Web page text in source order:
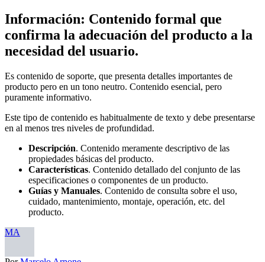
Información: Contenido formal que
confirma la adecuación del producto a la
necesidad del usuario.
Es contenido de soporte, que presenta detalles importantes de
producto pero en un tono neutro. Contenido esencial, pero
puramente informativo.
Este tipo de contenido es habitualmente de texto y debe presentarse
en al menos tres niveles de profundidad.
Descripción. Contenido meramente descriptivo de las
propiedades básicas del producto.
Características. Contenido detallado del conjunto de las
especificaciones o componentes de un producto.
Guías y Manuales. Contenido de consulta sobre el uso,
cuidado, mantenimiento, montaje, operación, etc. del
producto.
MA